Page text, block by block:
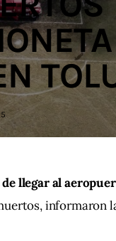
llegar al
informaron